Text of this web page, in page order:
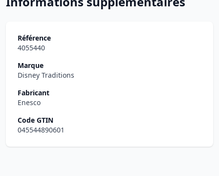
Référence
4055440
Marque
Disney Traditions
Fabricant
Enesco
Code GTIN
045544890601